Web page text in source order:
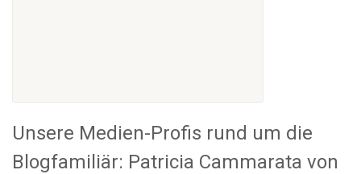
Unsere Medien-Profis rund um die
Blogfamiliär: Patricia Cammarata von